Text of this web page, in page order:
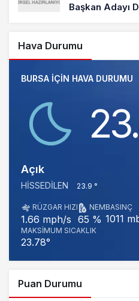
Başkan Adayı
Hava Durumu
BURSA IÇIN HAVA DURUMU
Açık
HISSEDILEN 23.9 °
RÜZGAR HIZI
1.66 mph/s
NEM
65 %
BASINÇ
1011
MAKSIMUM SICAKLIK
23.78°
Puan Durumu